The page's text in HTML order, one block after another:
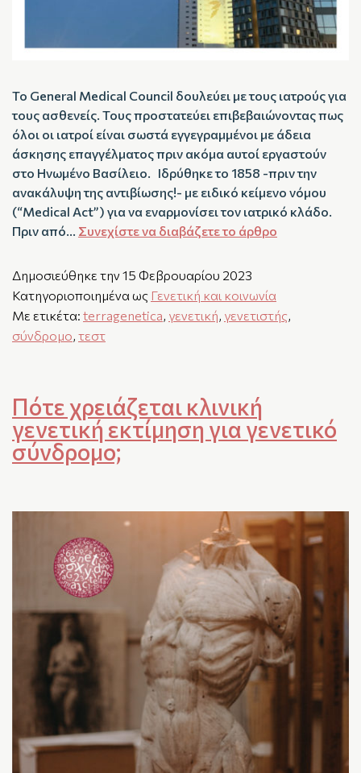
Το General Medical Council δουλεύει με τους ιατρούς για
τους ασθενείς. Τους προστατεύει επιβεβαιώνοντας πως
όλοι οι ιατροί είναι σωστά εγγεγραμμένοι με άδεια
άσκησης επαγγέλματος πριν ακόμα αυτοί εργαστούν
στο Ηνωμένο Βασίλειο. Ιδρύθηκε το 1858 -πριν την
ανακάλυψη της αντιβίωσης!- με ειδικό κείμενο νόμου
(“Medical Act”) για να εναρμονίσει τον ιατρικό κλάδο.
Πριν από… Συνεχίστε να διαβάζετε το άρθρο
Δημοσιεύθηκε την 15 Φεβρουαρίου 2023
Κατηγοριοποιημένα ως Γενετική και κοινωνία
Με ετικέτα: terragenetica, γενετική, γενετιστής,
σύνδρομο, τεστ
Πότε χρειάζεται κλινική
γενετική εκτίμηση για γενετικό
σύνδρομο;